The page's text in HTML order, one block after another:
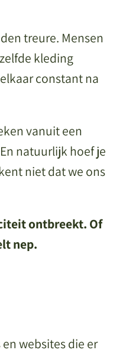
treure. Mensen
kleding
constant na
vanuit een
natuurlijk hoef je
niet dat we ons
ontbreekt. Of
nep.
websites die er